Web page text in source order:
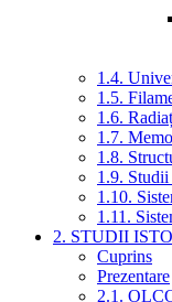
1.4.
1.5.
1.6.
1.7.
1.8.
1.9. Studii
1.10.
1.11.
2. STUDII
Cuprins
Prezentare
2.1.